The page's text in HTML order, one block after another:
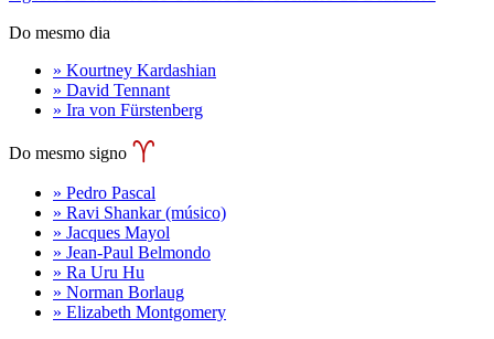
Do mesmo dia
» Kourtney Kardashian
» David Tennant
» Ira von Fürstenberg
Do mesmo signo
» Pedro Pascal
» Ravi Shankar (músico)
» Jacques Mayol
» Jean-Paul Belmondo
» Ra Uru Hu
» Norman Borlaug
» Elizabeth Montgomery